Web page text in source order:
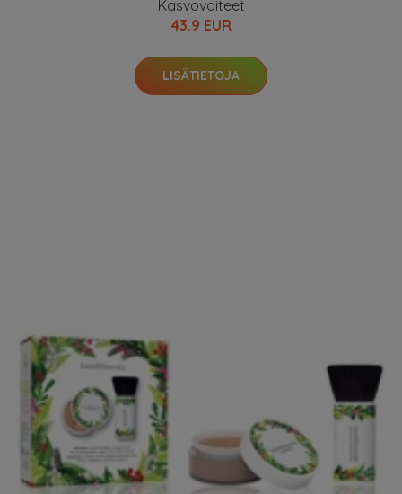
Kasvovoiteet
43.9 EUR
LISÄTIETOJA